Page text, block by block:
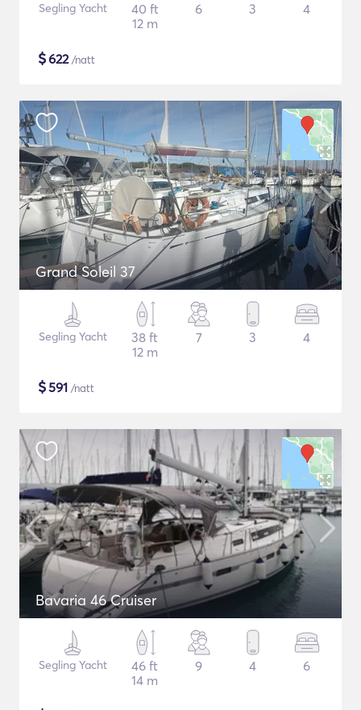
Segling Yacht
40 ft
12 m
6 3 4
$622/natt
Grand Soleil 37
Segling Yacht
38 ft
12 m
7 3 4
$591 /natt
Bavaria 46 Cruiser
Segling Yacht
46 ft
14 m
9 4 6